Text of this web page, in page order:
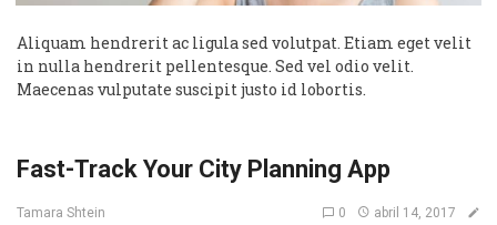
Aliquam hendrerit ac ligula sed volutpat. Etiam eget velit
in nulla hendrerit pellentesque. Sed vel odio velit.
Maecenas vulputate suscipit justo id lobortis.
Fast-Track Your City Planning App
Tamara Shtein 0 abril 14, 2017